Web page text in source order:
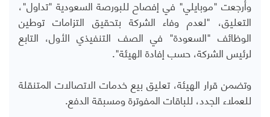
وأرجعت "موبايلي" في إفصاح للبورصة السعودية "تداول"،
التعليق، "لعدم وفاء الشركة بتحقيق التزامات توطين
الوظائف "السعودة" في الصف التنفيذي الأول، التابع
لرئيس الشركة، حسب إفادة الهيئة".
وتضمن قرار الهيئة، تعليق بيع خدمات الاتصالات المتنقلة
للعملاء الجدد، للباقات المفوترة ومسبقة الدفع.